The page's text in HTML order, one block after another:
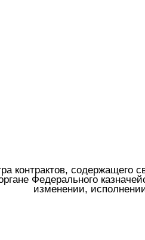
контрактов, содержащего
Федерального
изменении,